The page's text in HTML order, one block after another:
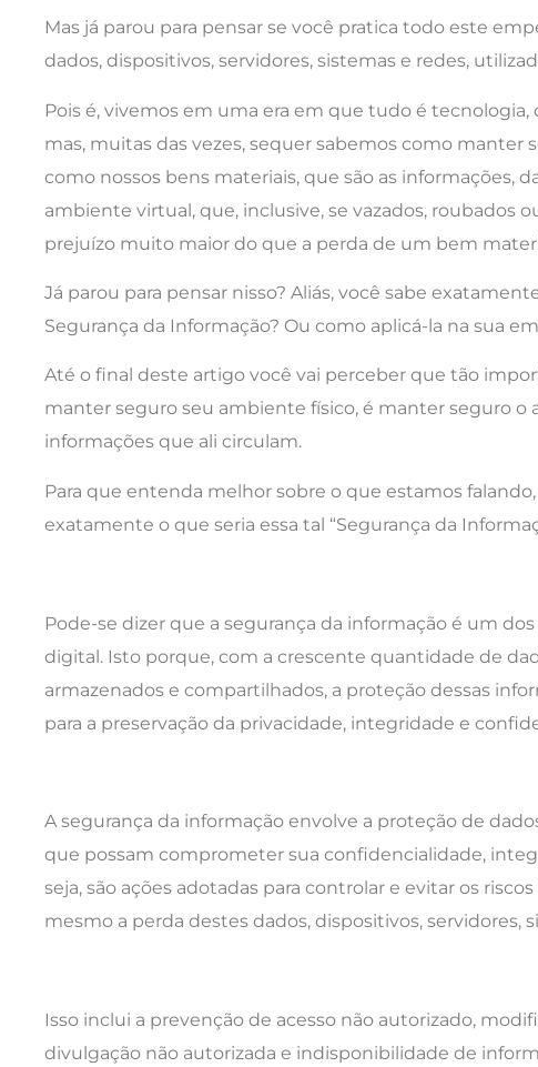
Mas já parou para pensar se você pratica todo este
dados, dispositivos, servidores, sistemas e redes,
Pois é, vivemos em uma era em que tudo é
mas, muitas das vezes, sequer sabemos como manter
como nossos bens materiais, que são as informações,
ambiente virtual, que, inclusive, se vazados, roubados
prejuízo muito maior do que a perda de um bem
Já parou para pensar nisso? Aliás, você sabe
Segurança da Informação? Ou como aplicá-la na sua
Até o final deste artigo você vai perceber que tão
manter seguro seu ambiente físico, é manter seguro o
informações que ali circulam.
Para que entenda melhor sobre o que estamos
exatamente o que seria essa tal “Segurança da
Pode-se dizer que a segurança da informação é um
digital. Isto porque, com a crescente quantidade de
armazenados e compartilhados, a proteção dessas
para a preservação da privacidade, integridade e
A segurança da informação envolve a proteção de
que possam comprometer sua confidencialidade,
seja, são ações adotadas para controlar e evitar os
mesmo a perda destes dados, dispositivos, servidores,
Isso inclui a prevenção de acesso não autorizado,
divulgação não autorizada e indisponibilidade de